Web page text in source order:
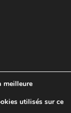
meilleure
utilisés sur ce